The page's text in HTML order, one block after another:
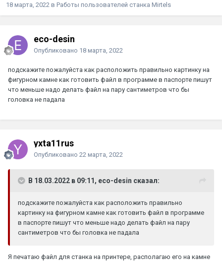
18 марта, 2022 в Работы пользователей станка Mirtels
eco-desin
Опубликовано 18 марта, 2022
подскажите пожалуйста как расположить правильно картинку на
фигурном камне как готовить файл в программе в паспорте пишут
что меньше надо делать файл на пару сантиметров что бы
головка не падала
yxta11rus
Опубликовано 22 марта, 2022
В 18.03.2022 в 09:11, eco-desin сказал:
подскажите пожалуйста как расположить правильно
картинку на фигурном камне как готовить файл в программе
в паспорте пишут что меньше надо делать файл на пару
сантиметров что бы головка не падала
Я печатаю файл для станка на принтере, располагаю его на камне